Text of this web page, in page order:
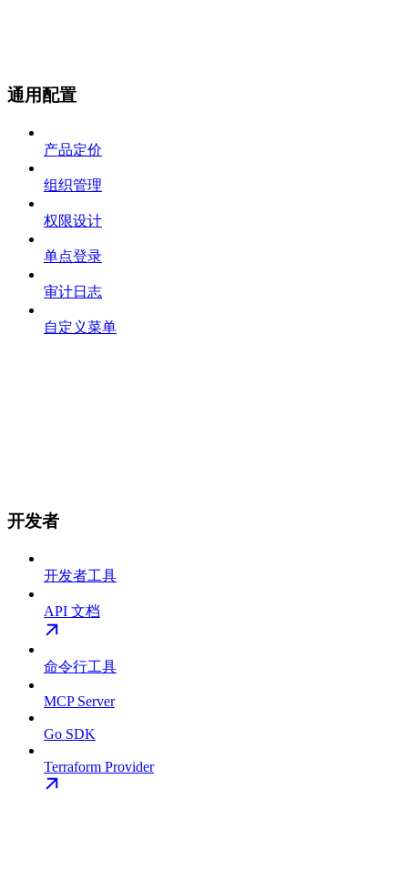
通用配置
产品定价
组织管理
权限设计
单点登录
审计日志
自定义菜单
开发者
开发者工具
API 文档
命令行工具
MCP Server
Go SDK
Terraform Provider